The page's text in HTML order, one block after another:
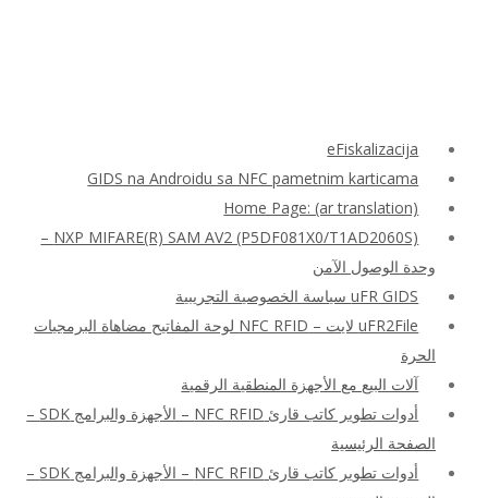
eFiskalizacija
GIDS na Androidu sa NFC pametnim karticama
Home Page: (ar translation)
NXP MIFARE(R) SAM AV2 (P5DF081X0/T1AD2060S) –
وحدة الوصول الآمن
uFR GIDS سياسة الخصوصية التجريبية
uFR2File لايت – NFC RFID لوحة المفاتيح مضاهاة البرمجيات
الحرة
آلات البيع مع الأجهزة المنطقية الرقمية
أدوات تطوير كاتب قارئ NFC RFID – الأجهزة والبرامج SDK –
الصفحة الرئيسية
أدوات تطوير كاتب قارئ NFC RFID – الأجهزة والبرامج SDK –